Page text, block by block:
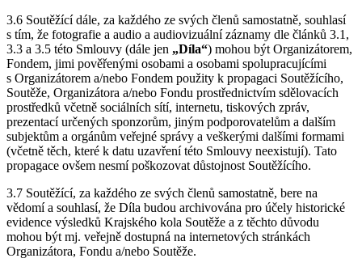
3.6 Soutěžící dále, za každého ze svých členů samostatně, souhlasí
s tím, že fotografie a audio a audiovizuální záznamy dle článků 3.1,
3.3 a 3.5 této Smlouvy (dále jen „Díla“) mohou být Organizátorem,
Fondem, jimi pověřenými osobami a osobami spolupracujícími
s Organizátorem a/nebo Fondem použity k propagaci Soutěžícího,
Soutěže, Organizátora a/nebo Fondu prostřednictvím sdělovacích
prostředků včetně sociálních sítí, internetu, tiskových zpráv,
prezentací určených sponzorům, jiným podporovatelům a dalším
subjektům a orgánům veřejné správy a veškerými dalšími formami
(včetně těch, které k datu uzavření této Smlouvy neexistují). Tato
propagace ovšem nesmí poškozovat důstojnost Soutěžícího.
3.7 Soutěžící, za každého ze svých členů samostatně, bere na
vědomí a souhlasí, že Díla budou archivována pro účely historické
evidence výsledků Krajského kola Soutěže a z těchto důvodu
mohou být mj. veřejně dostupná na internetových stránkách
Organizátora, Fondu a/nebo Soutěže.